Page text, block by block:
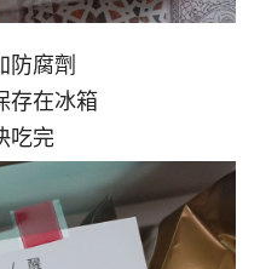
防腐劑
存在冰箱
吃完